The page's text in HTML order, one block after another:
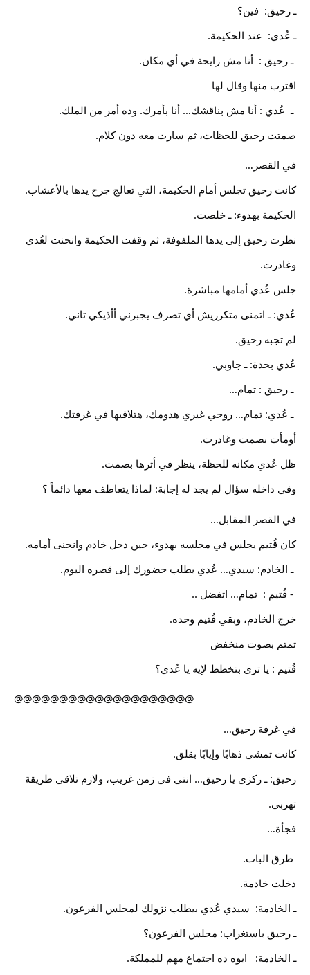
ـ رحيق:  فين؟
ـ عُدي:  عند الحكيمة.
ـ رحيق :  أنا مش رايحة في أي مكان.
اقترب منها وقال لها
ـ  عُدي : أنا مش بناقشك… أنا بأمرك. وده أمر من الملك.
صمتت رحيق للحظات، ثم سارت معه دون كلام.
في القصر…
كانت رحيق تجلس أمام الحكيمة، التي تعالج جرح يدها بالأعشاب.
الحكيمة بهدوء: ـ خلصت.
وغادرت.
جلس عُدي أمامها مباشرة.
عُدي: ـ اتمنى متكرريش أي تصرف يجبرني أأذيكي تاني.
لم تجبه رحيق.
عُدي بحدة: ـ جاوبي.
ـ رحيق : تمام…
ـ عُدي: تمام… روحي غيري هدومك، هتلاقيها في غرفتك.
أومأت بصمت وغادرت.
ظل عُدي مكانه للحظة، ينظر في أثرها بصمت.
وفي داخله سؤال لم يجد له إجابة: لماذا يتعاطف معها دائماً ؟
في القصر المقابل…
كان قُتيم يجلس في مجلسه بهدوء، حين دخل خادم وانحنى أمامه.
ـ الخادم: سيدي… عُدي يطلب حضورك إلى قصره اليوم.
خرج الخادم، وبقي قُتيم وحده.
تمتم بصوت منخفض
قُتيم : يا ترى بتخطط لإيه يا عُدي؟
@@@@@@@@@@@@@@@@@@@@
في غرفة رحيق…
كانت تمشي ذهابًا وإيابًا بقلق.
تهربي.
فجأة…
دخلت خادمة.
ـ الخادمة:  سيدي عُدي بيطلب نزولك لمجلس الفرعون.
ـ رحيق باستغراب: مجلس الفرعون؟
ـ الخادمة:   ايوه ده اجتماع مهم للمملكة.